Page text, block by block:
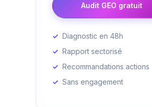
Audit GEO gratuit
Diagnostic en 48h
Rapport sectorisé
Recommandations actions
Sans engagement